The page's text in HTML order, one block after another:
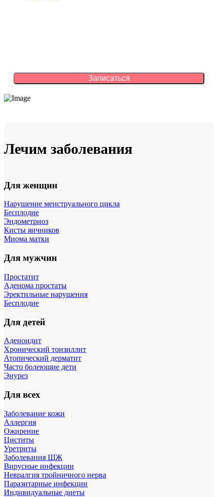
Лечим заболевания
Для женщин
Нарушение менструального цикла
Бесплодие
Эндометриоз
Кисты яичников
Миома матки
Для мужчин
Простатит
Аденома простаты
Эректильные нарушения
Бесплодие
Для детей
Аденоидит
Хронический тонзиллит
Атопический дерматит
Часто болеющие дети
Энурез
Для всех
Заболевание кожи
Аллергия
Ожирение
Циститы
Уретриты
Заболевания ЩЖ
Вирусные инфекции
Невралгия тройничного нерва
Паразитарные инфекции
Индивидуальные диеты